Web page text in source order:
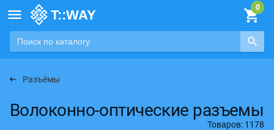

Разъёмы
Волоконно-оптические разъемы
Товаров: 1178